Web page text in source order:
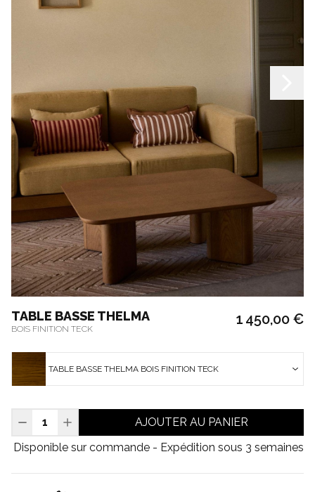
TABLE BASSE THELMA
BOIS FINITION TECK
1 450,00 €
TABLE BASSE THELMA BOIS FINITION TECK
AJOUTER AU PANIER
Disponible sur commande - Expédition sous 3 semaines